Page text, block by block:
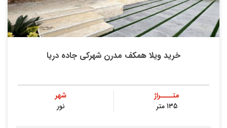
خرید ویلا همکف مدرن شهرکی جاده دریا
متــــراژ
135 متر
شهر
نور